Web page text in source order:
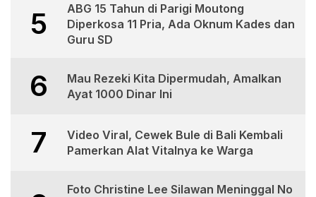
5
ABG 15 Tahun di Parigi Moutong
Diperkosa 11 Pria, Ada Oknum Kades dan
Guru SD
6
Mau Rezeki Kita Dipermudah, Amalkan
Ayat 1000 Dinar Ini
7
Video Viral, Cewek Bule di Bali Kembali
Pamerkan Alat Vitalnya ke Warga
Foto Christine Lee Silawan Meninggal No